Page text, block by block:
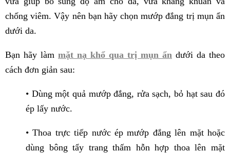
chống viêm. Vậy nên bạn hãy chọn mướp đắng trị mụn ẩn
dưới da.
Bạn hãy làm mặt nạ khổ qua trị mụn ẩn dưới da theo
cách đơn giản sau:
• Dùng một quả mướp đắng, rửa sạch, bỏ hạt sau đó
ép lấy nước.
• Thoa trực tiếp nước ép mướp đắng lên mặt hoặc
dùng bông tẩy trang thấm hỗn hợp thoa lên mặt